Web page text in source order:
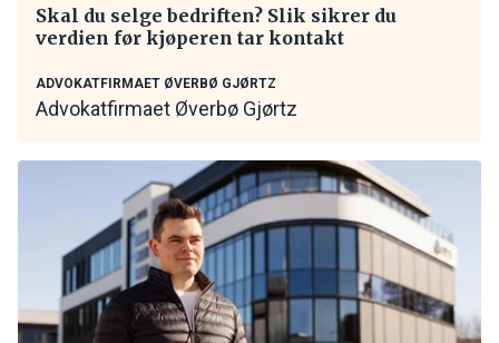
Skal du selge bedriften? Slik sikrer du
verdien før kjøperen tar kontakt
ADVOKATFIRMAET ØVERBØ GJØRTZ
Advokatfirmaet Øverbø Gjørtz